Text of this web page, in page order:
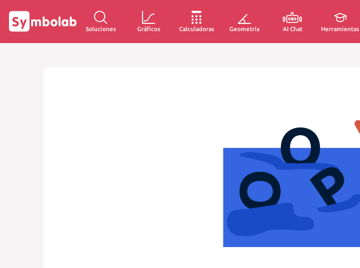
Soluciones Gráficos Calculadoras Geometría AI Chat Herramientas